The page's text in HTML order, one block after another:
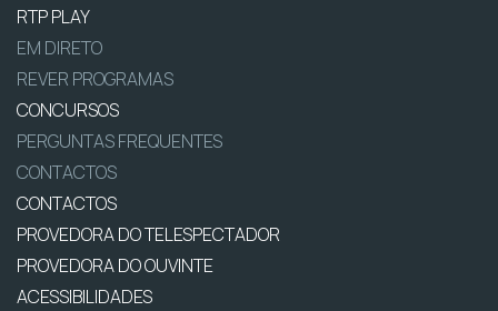
RTP PLAY
EM DIRETO
REVER PROGRAMAS
CONCURSOS
PERGUNTAS FREQUENTES
CONTACTOS
CONTACTOS
PROVEDORA DO TELESPECTADOR
PROVEDORA DO OUVINTE
ACESSIBILIDADES